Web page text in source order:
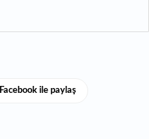
Facebook ile paylaş